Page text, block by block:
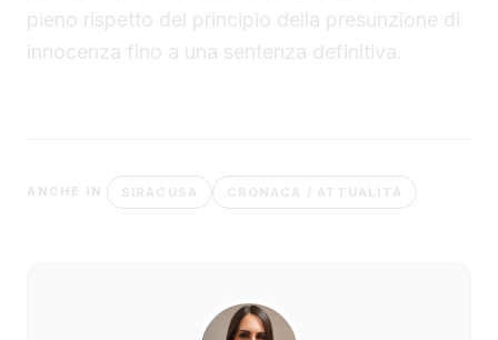
pieno rispetto del principio della presunzione di
innocenza fino a una sentenza definitiva.
ANCHE IN SIRACUSA CRONACA / ATTUALITÀ